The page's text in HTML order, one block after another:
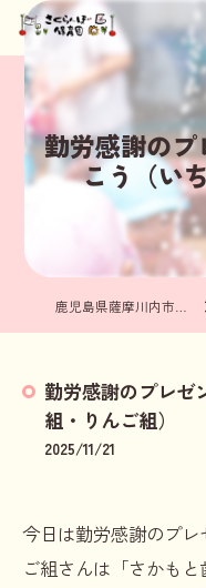
勤労感謝の
こう（い
勤労感謝のプレゼ
組・りんご組）
2025/11/21
今日は勤労感謝のプ
ご組さんは「さかも